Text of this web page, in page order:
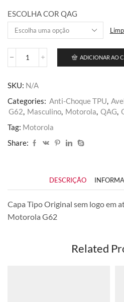
ESCOLHA COR QAG
Moto
ADICIONAR AO
SKU: N/A
Categories: Anti-Choque TPU,
G62, Masculino, Motorola, QAG,
Tag: Motorola
Share:
DESCRIÇÃO
Capa Tipo Original sem logo em
Motorola G62
Related